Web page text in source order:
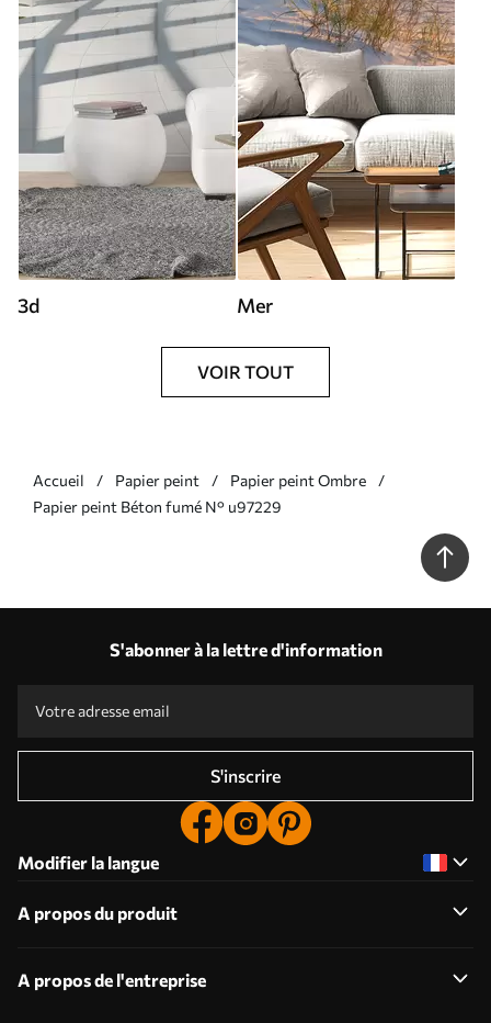
3d Mer
VOIR TOUT
Accueil Papier peint
Papier peint Ombre
Papier peint Béton fumé N° u97229
S'abonner à la lettre d'information
S'inscrire
Modifier la langue
A propos du produit
A propos de l'entreprise